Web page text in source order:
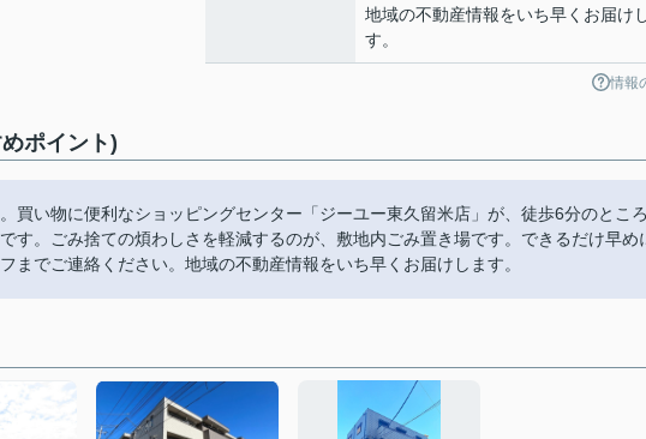
地域の不動産情報をいち早くお届け
す。
情報
ポイント)
買い物に便利なショッピングセンター「ジーユー東久留米店」が、徒歩6分のとこ
す。ごみ捨ての煩わしさを軽減するのが、敷地内ごみ置き場です。できるだけ早め
までご連絡ください。地域の不動産情報をいち早くお届けします。